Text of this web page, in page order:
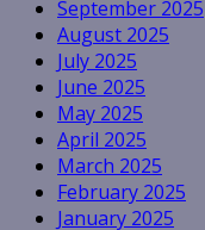
September 2025
August 2025
July 2025
June 2025
May 2025
April 2025
March 2025
February 2025
January 2025